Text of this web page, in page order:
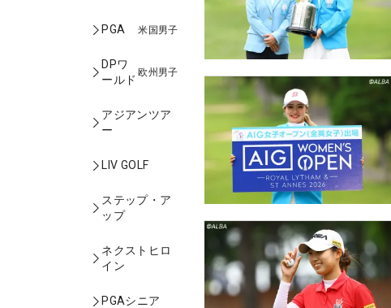
PGA 米国男子
DPワ
ールド
欧州男子
アジアンツア
ー
LIV GOLF
ステップ・ア
ップ
ネクストヒロ
イン
PGAシニア